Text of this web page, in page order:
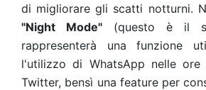
di migliorare gli scatti notturni.
"Night Mode" (questo è il
rappresenterà una funzione
l'utilizzo di WhatsApp nelle
Twitter, bensì una feature per